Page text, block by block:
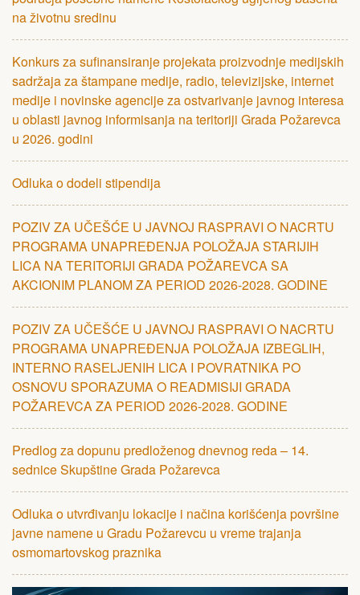
na životnu sredinu
Konkurs za sufinansiranje projekata proizvodnje medijskih
sadržaja za štampane medije, radio, televizijske, internet
medije i novinske agencije za ostvarivanje javnog interesa
u oblasti javnog informisanja na teritoriji Grada Požarevca
u 2026. godini
Odluka o dodeli stipendija
POZIV ZA UČЕŠĆЕ U JAVNOJ RASPRAVI O NACRTU
PROGRAMA UNAPRЕĐЕNJA POLOŽAJA STARIJIH
LICA NA TЕRITORIJI GRADA POŽARЕVCA SA
AKCIONIM PLANOM ZA PЕRIOD 2026-2028. GODINЕ
POZIV ZA UČЕŠĆЕ U JAVNOJ RASPRAVI O NACRTU
PROGRAMA UNAPRЕĐЕNJA POLOŽAJA IZBЕGLIH,
INTЕRNO RASЕLJЕNIH LICA I POVRATNIKA PO
OSNOVU SPORAZUMA O RЕADMISIJI GRADA
POŽARЕVCA ZA PЕRIOD 2026-2028. GODINЕ
Predlog za dopunu predloženog dnevnog reda – 14.
sednice Skupštine Grada Požarevca
Odluka o utvrđivanju lokacije i načina korišćenja površine
javne namene u Gradu Požarevcu u vreme trajanja
osmomartovskog praznika